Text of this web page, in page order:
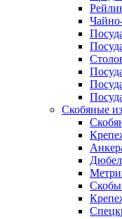
Скобяные
Скобы